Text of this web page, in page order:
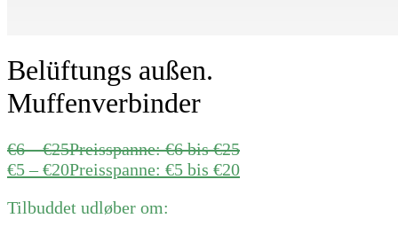
Belüftungs außen.
Muffenverbinder
€6 –€25Preisspanne: €6 bis €25
€5 –€20Preisspanne: €5 bis €20
Tilbuddet udløber om: